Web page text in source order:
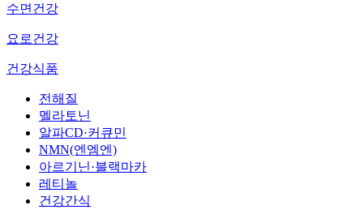
수면건강
요로건강
건강식품
전해질
멜라토닌
알파CD·커큐민
NMN(엔엠엔)
아르기닌·블랙마카
레티놀
건강간식